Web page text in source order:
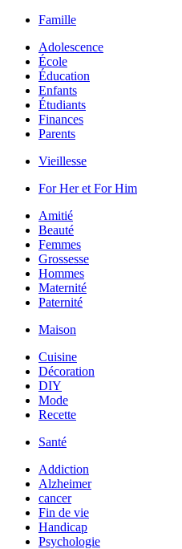
Famille
Adolescence
École
Éducation
Enfants
Étudiants
Finances
Parents
Vieillesse
For Her et For Him
Amitié
Beauté
Femmes
Grossesse
Hommes
Maternité
Paternité
Maison
Cuisine
Décoration
DIY
Mode
Recette
Santé
Addiction
Alzheimer
cancer
Fin de vie
Handicap
Psychologie